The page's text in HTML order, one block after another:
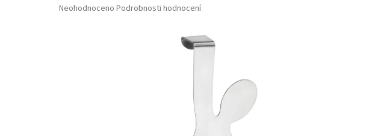
Průměrné
hodnocení
Neohodnoceno Podrobnosti hodnocení